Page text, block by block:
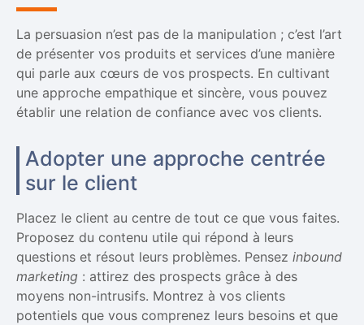
La persuasion n’est pas de la manipulation ; c’est l’art
de présenter vos produits et services d’une manière
qui parle aux cœurs de vos prospects. En cultivant
une approche empathique et sincère, vous pouvez
établir une relation de confiance avec vos clients.
Adopter une approche centrée
sur le client
Placez le client au centre de tout ce que vous faites.
Proposez du contenu utile qui répond à leurs
questions et résout leurs problèmes. Pensez inbound
marketing : attirez des prospects grâce à des
moyens non-intrusifs. Montrez à vos clients
potentiels que vous comprenez leurs besoins et que